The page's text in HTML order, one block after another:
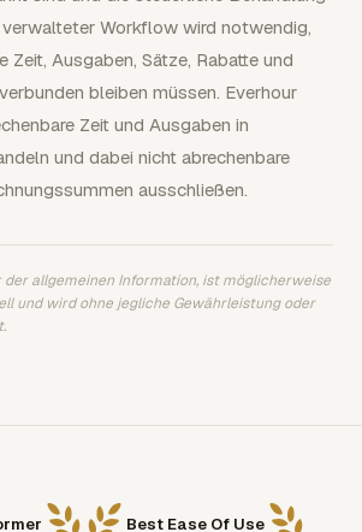
Workflow wird notwendig,
Zeit, Ausgaben, Sätze, Rabatte und
bleiben müssen. Everhour
Zeit und Ausgaben in
und dabei nicht abrechenbare
ausschließen.
der allgemeinen Information, ist möglicherweise
und wird ohne jegliche Gewährleistung oder
Best Ease Of Use